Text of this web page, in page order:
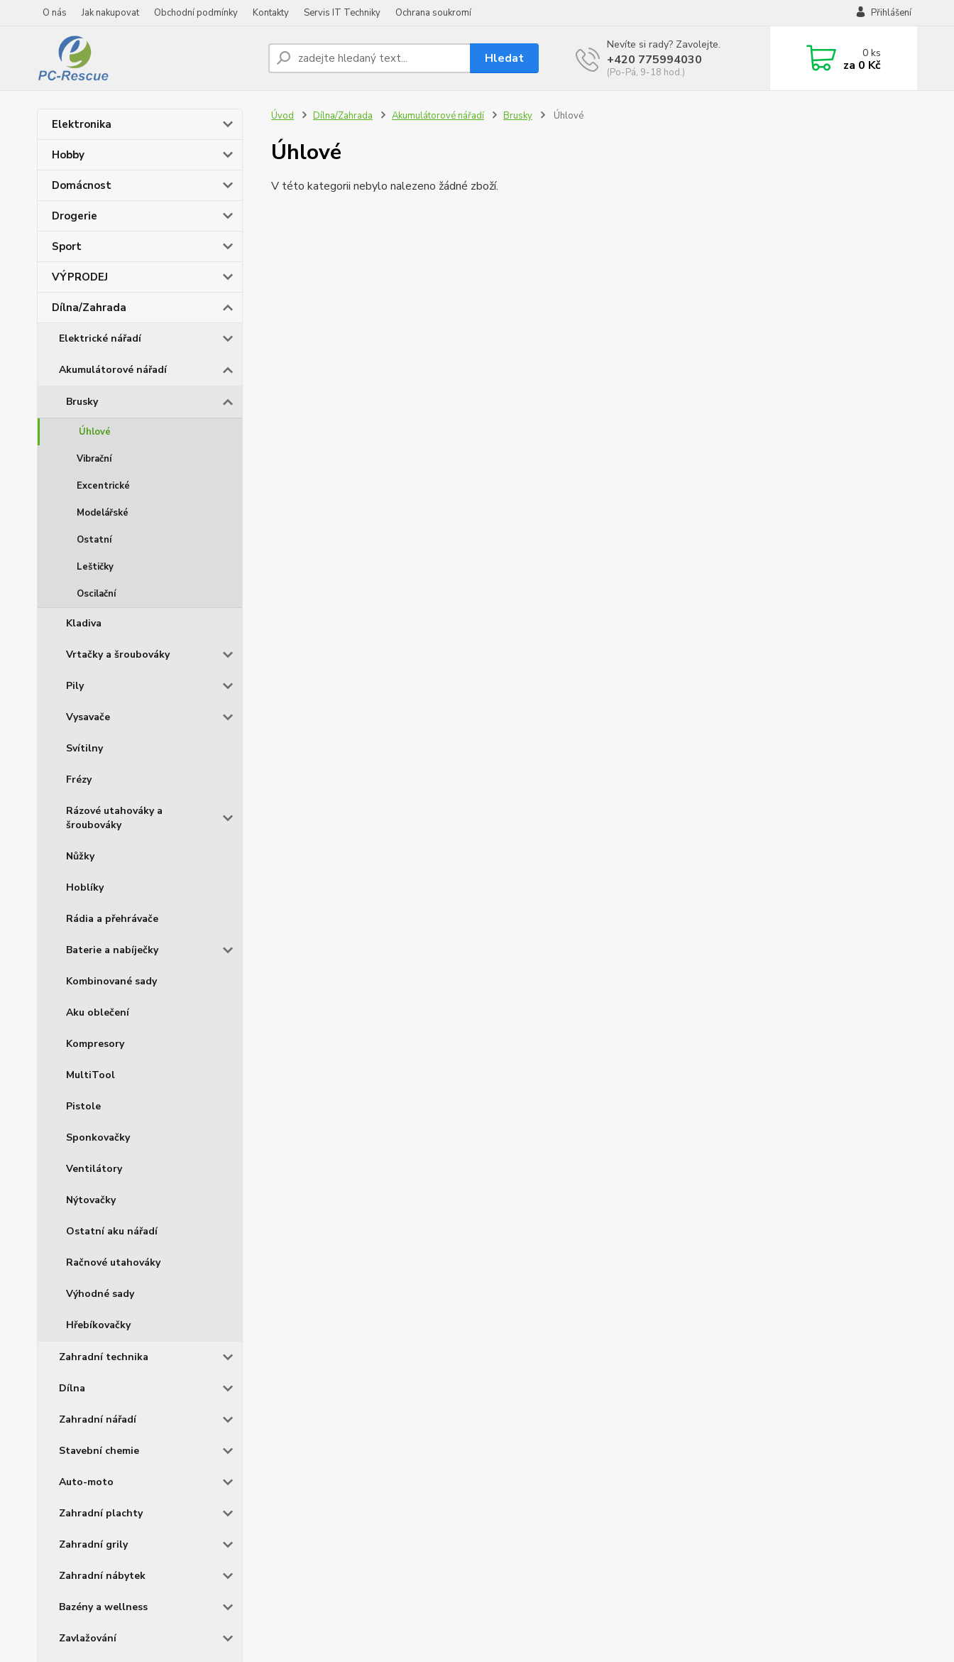
O nás Jak nakupovat Obchodní podmínky Kontakty Servis IT Techniky Ochrana soukromí Přihlášení
Hledat
Nevíte si rady? Zavolejte.
+420 775994030
(Po-Pá, 9-18 hod.)
0ks
za 0 Kč
Elektronika
Hobby
Domácnost
Drogerie
Sport
VÝPRODEJ
Dílna/Zahrada
Elektrické nářadí
Akumulátorové nářadí
Brusky
Úhlové
Vibrační
Excentrické
Modelářské
Ostatní
Leštičky
Oscilační
Kladiva
Vrtačky a šroubováky
Pily
Vysavače
Svítilny
Frézy
Rázové utahováky a
šroubováky
Nůžky
Hoblíky
Rádia a přehrávače
Baterie a nabíječky
Kombinované sady
Aku oblečení
Kompresory
MultiTool
Pistole
Sponkovačky
Ventilátory
Nýtovačky
Ostatní aku nářadí
Račnové utahováky
Výhodné sady
Hřebíkovačky
Zahradní technika
Dílna
Zahradní nářadí
Stavební chemie
Auto-moto
Zahradní plachty
Zahradní grily
Zahradní nábytek
Bazény a wellness
Zavlažování
Úvod Dílna/Zahrada Akumulátorové nářadí Brusky Úhlové
Úhlové
V této kategorii nebylo nalezeno žádné zboží.